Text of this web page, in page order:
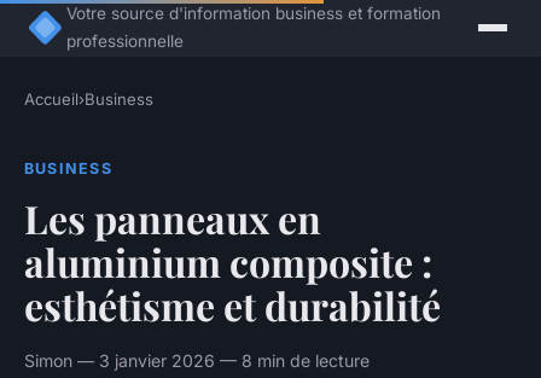
Votre source d'information business et formation
professionnelle
Accueil›Business
BUSINESS
Les panneaux en
aluminium composite :
esthétisme et durabilité
Simon — 3 janvier 2026 — 8 min de lecture